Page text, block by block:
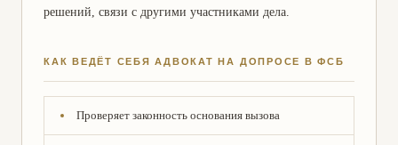
решений, связи с другими участниками дела.
КАК ВЕДЁТ СЕБЯ АДВОКАТ НА ДОПРОСЕ В ФСБ
Проверяет законность основания вызова